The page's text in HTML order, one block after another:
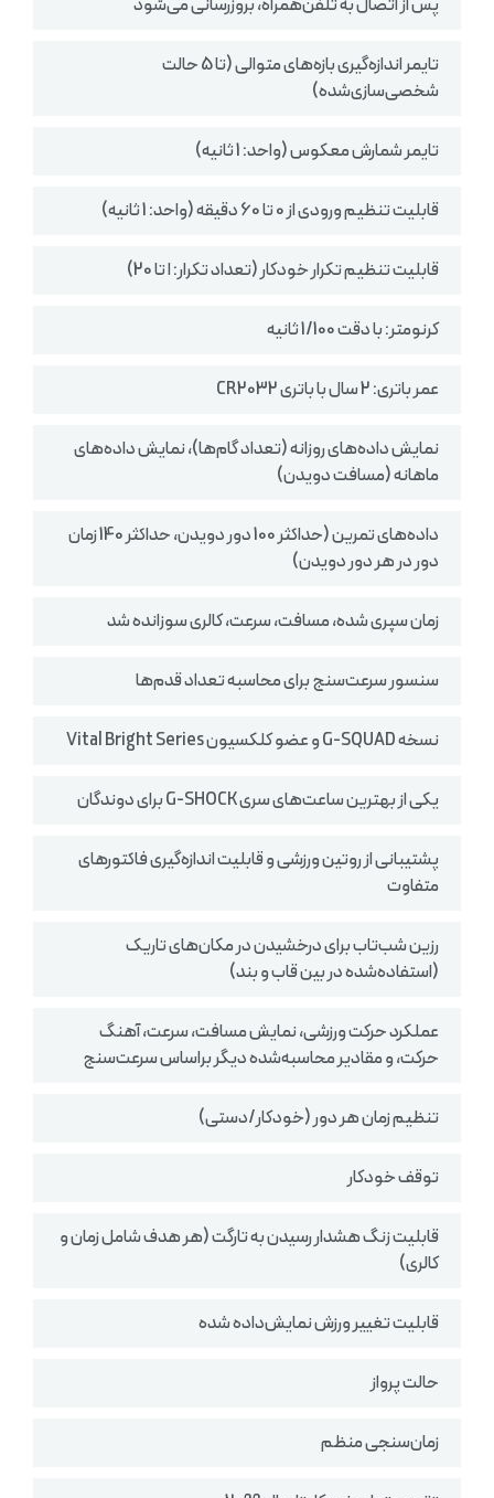
پس از اتصال به تلفن‌همراه، بروزرسانی می‌شود
تایمر اندازه‌گیری بازه‌های متوالی (تا 5 حالت
شخصی‌سازی‌شده)
تایمر شمارش معکوس (واحد: 1 ثانیه)
قابلیت تنظیم ورودی از 0 تا 60 دقیقه (واحد: 1 ثانیه)
قابلیت تنظیم تکرار خودکار (تعداد تکرار: ا تا 20)
کرنومتر: با دقت 1/100 ثانیه
عمر باتری: 2 سال با باتری CR2032
نمایش داده‌های روزانه (تعداد گام‌ها)، نمایش داده‌های
ماهانه (مسافت دویدن)
داده‌های تمرین (حداکثر 100 دور دویدن، حداکثر 140 زمان
دور در هر دور دویدن)
زمان سپری شده، مسافت، سرعت، کالری سوزانده شد
سنسور سرعت‌سنج برای محاسبه تعداد قدم‌ها
نسخه G-SQUAD و عضو کلکسیون Vital Bright Series
یکی از بهترین ساعت‌های سری G-SHOCK برای دوندگان
پشتیبانی از روتین ورزشی و قابلیت اندازه‌گیری فاکتورهای
متفاوت
رزین شب‌تاب برای درخشیدن در مکان‌های تاریک
(استفاده‌شده در بین قاب و بند)
عملکرد حرکت ورزشی، نمایش مسافت، سرعت، آهنگ
حرکت، و مقادیر محاسبه‌شده دیگر براساس سرعت‌سنج
تنظیم زمان هر دور (خودکار/دستی)
توقف خودکار
قابلیت زنگ هشدار رسیدن به تارگت (هر هدف شامل زمان و
کالری)
قابلیت تغییر ورزش نمایش‌داده شده
حالت پرواز
زمان‌سنجی منظم